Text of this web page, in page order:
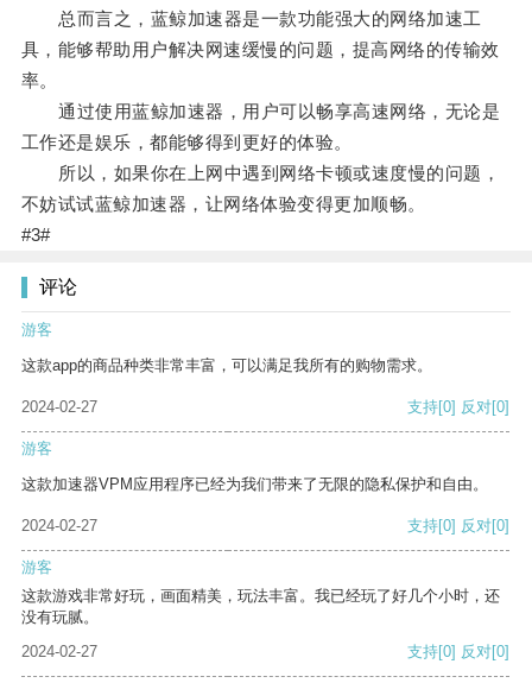
总而言之，蓝鲸加速器是一款功能强大的网络加速工
具，能够帮助用户解决网速缓慢的问题，提高网络的传输效
率。
通过使用蓝鲸加速器，用户可以畅享高速网络，无论是
工作还是娱乐，都能够得到更好的体验。
所以，如果你在上网中遇到网络卡顿或速度慢的问题，
不妨试试蓝鲸加速器，让网络体验变得更加顺畅。
#3#
评论
游客
这款app的商品种类非常丰富，可以满足我所有的购物需求。
2024-02-27 支持[0] 反对[0]
游客
这款加速器VPM应用程序已经为我们带来了无限的隐私保护和自由。
2024-02-27 支持[0] 反对[0]
游客
这款游戏非常好玩，画面精美，玩法丰富。我已经玩了好几个小时，还
没有玩腻。
2024-02-27
支持[0] 反对[0]